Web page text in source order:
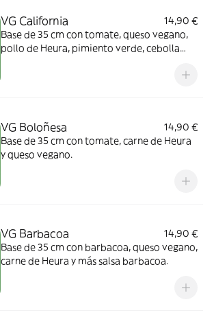
VG California
14,90 €
Base de 35 cm con tomate, queso vegano,
pollo de Heura, pimiento verde, cebolla
VG Boloñesa
14,90 €
Base de 35 cm con tomate, carne de Heura
y queso vegano.
VG Barbacoa
14,90 €
Base de 35 cm con barbacoa, queso vegano,
carne de Heura y más salsa barbacoa.